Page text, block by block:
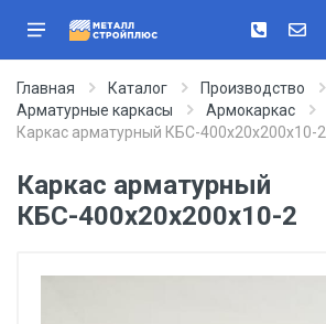
Главная Каталог
Производство
Арматурные каркасы
Армокаркас
Каркас арматурный КБС-400х20х200х10-2
Каркас арматурный
КБС-400х20х200х10-2